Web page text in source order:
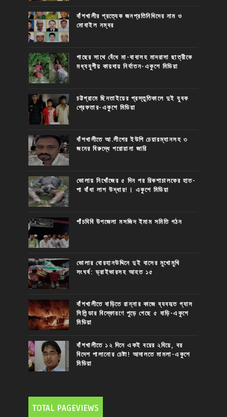
বাঁশখালীর প্রত্যেক জনপ্রতিনিধিদের নাম ও
মোবাইল নম্বর
গাছের সাথে বেঁধে মা-বাবাসহ মাদরাসা ছাত্রীকে
মধ্যযুগীয় কায়দায় নির্যাতন-একুশে মিডিয়া
চট্টগ্রামে ছিনতাইয়ের প্রস্তুতিকালে দুই যুবক
গ্রেফতার-একুশে মিডিয়া
বাঁশখালীতে আ.লীগের ইউপি চেয়ারম্যানসহ ৩
জনের বিরুদ্ধে পরোয়ানা জারি
ভোলায় নিখোঁজের ৫ দিন পর রিকশাচালকের হাত-
পা বাঁধা লাশ উদ্ধার!। একুশে মিডিয়া
পাঁচবিবি উপজেলা মসজিদ ইমাম সমিতি গঠন
ভোলার বোরহানউদ্দিনে দুই বাসের মুখোমুখি
সংঘর্ষ: ড্রাইভারসহ আহত ১৫
বাঁশখালীতে বাড়িতে রান্নার কাজে ব্যবহৃত গ্যাস
সিলিন্ডার বিস্ফোরণে পুড়ে গেছে ৫ বাড়ি-একুশে
মিডিয়া
বাঁশখালীতে ১২ দিনে একই বরের ২বিয়ে, বর
বিদেশ পালানোর চেষ্টা! আদালতে মামলা-একুশে
মিডিয়া
TOTAL PAGEVIEWS